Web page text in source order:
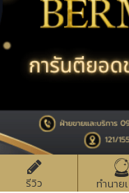
รีวิว
ทำนาย